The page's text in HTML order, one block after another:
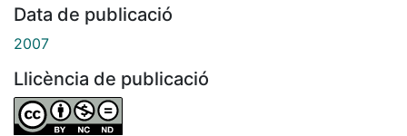
Data de publicació
2007
Llicència de publicació